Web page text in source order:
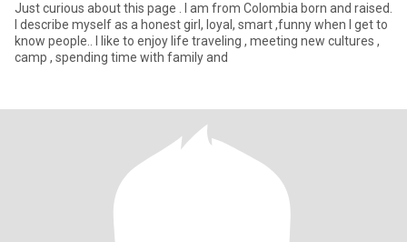
Just curious about this page . I am from Colombia born and raised.
I describe myself as a honest girl, loyal, smart ,funny when I get to
know people.. I like to enjoy life traveling , meeting new cultures ,
camp , spending time with family and